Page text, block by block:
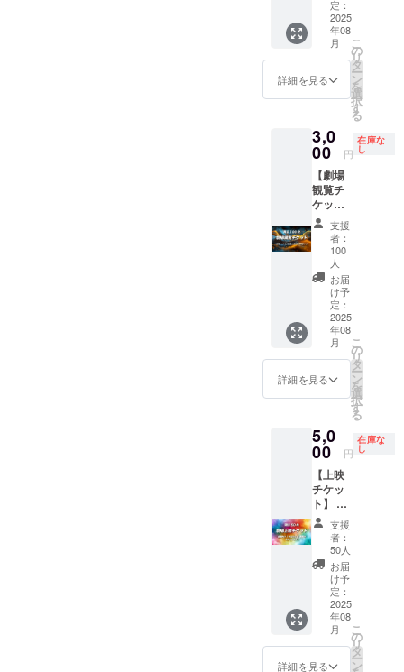
しま
す。
るお名
前をご
記入く
ださい
【特
典】 ・
上映会
内で貴
を上映
いたし
ます。
・イベ
ント終
了後
に、上
映作品
を含む
動画を
送付い
たしま
す。
・収録
予定時
間：3時
間 ・提
にURL
を記載
しま
す。
掲載方
法：当
日配布
予定の
パンフ
レット
に会社
名を掲
します
・注意
事項：
支援
時、必
ず備考
欄に掲
載を希
望され
るお名
前をご
記入く
ださい
【特
典】 ・
AIでオ
リジナ
ルCMの
にて上
映いた
しま
す。 (制
作希望
サービ
スなど
あれば
備考欄
に記載
をお願
いしま
す。) ・
イベン
ト終了
上映作
定：
2025
年08
月
詳細を見る
こ
の
リ
タ
ー
ン
を
選
択
す
る
3,0
00 円
在庫な
し
【劇場
観覧チ
ケッ
ト】 AI
動画上
映会に
ご招待
しま
す。 ・
日程：
2025年
8月10日
(日)
14時
~17時予
代田区
外神田
4-14-1
秋葉原
UDX 4F
・支援
者様の
交通費
や滞在
費は各
自でご
負担く
ださ
い。
支援
者：
100
人
お届
け予
定：
2025
年08
月
詳細を見る
こ
の
リ
タ
ー
ン
を
選
択
す
る
5,0
00 円
在庫な
し
【上映
チケッ
ト】 AI
動画上
映会に
ご招待
し、オ
リジナ
ル作品
の上映
を行い
ます。
★イベ
ント詳
支援
者：
50人
お届
け予
定：
2025
年08
月
詳細を見る
こ
の
リ
タ
ー
ン